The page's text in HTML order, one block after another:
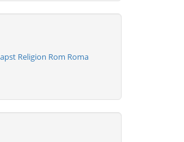
Religion Rom Roma